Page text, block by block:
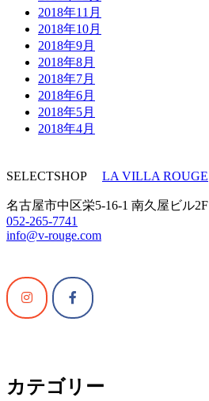
2018年11月
2018年10月
2018年9月
2018年8月
2018年7月
2018年6月
2018年5月
2018年4月
SELECTSHOP LA VILLA ROUGE
名古屋市中区栄5-16-1 南久屋ビル2F
052-265-7741
info@v-rouge.com
カテゴリー